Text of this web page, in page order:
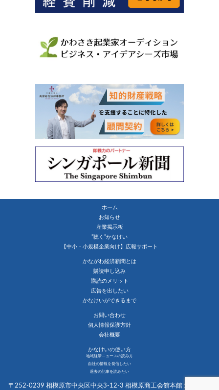
ホーム
お知らせ
産業掲示板
”聴く”かなけい
【中小・小規模企業向け】広報サポート
かながわ経済新聞とは
購読申し込み
購読のメリット
広告を出したい
かなけいができるまで
お問い合わせ
個人情報保護方針
会社概要
かなけいの使い方
地域経済ニュースの読み方
自社の情報を発信したい
過去の記事を読みたい
〒252-0239 相模原市中央区中央3-12-3 相模原商工会館本館１